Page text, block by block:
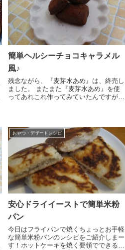
簡単ヘルシーチョコキャラメル
風♪
残念ながら、『麦芽水あめ』は、終売し
ました。 またまた『麦芽水あめ』を使
ってあれこれ作ってみていたんですが、
じです...
おやつ・デザートレシピ
安心ドライイーストで簡単米粉
パン
今日はフライパンで焼くちょっとお手軽
な簡単米粉パンのレシピをご紹介しまー
す！ホットケーキを焼く要領でできるか